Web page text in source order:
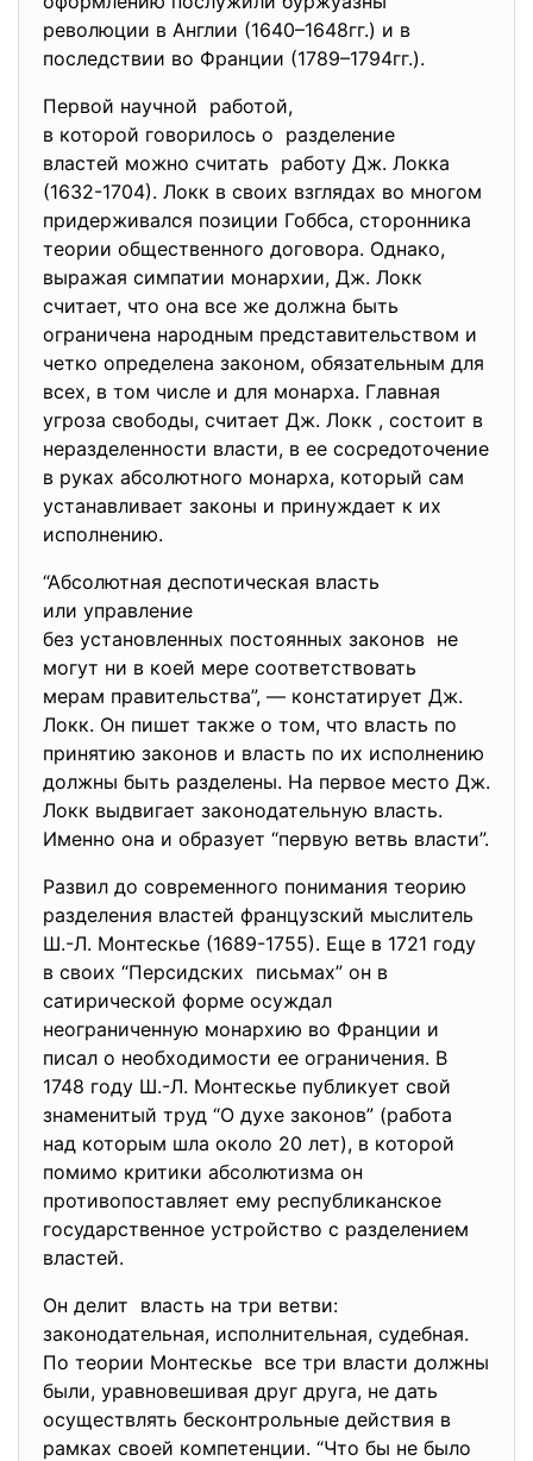
революции в Англии (1640–1648гг.) и в
последствии во Франции (1789–1794гг.).
Первой научной работой,
в которой говорилось о разделение
властей можно считать работу Дж. Локка
(1632-1704). Локк в своих взглядах во многом
придерживался позиции Гоббса, сторонника
теории общественного договора. Однако,
выражая симпатии монархии, Дж. Локк
считает, что она все же должна быть
ограничена народным представительством и
четко определена законом, обязательным для
всех, в том числе и для монарха. Главная
угроза свободы, считает Дж. Локк , состоит в
неразделенности власти, в ее сосредоточение
в руках абсолютного монарха, который сам
устанавливает законы и принуждает к их
исполнению.
“Абсолютная деспотическая власть
или управление
без установленных постоянных законов не
могут ни в коей мере соответствовать
мерам правительства”, — констатирует Дж.
Локк. Он пишет также о том, что власть по
принятию законов и власть по их исполнению
должны быть разделены. На первое место Дж.
Локк выдвигает законодательную власть.
Именно она и образует “первую ветвь власти”.
Развил до современного понимания теорию
разделения властей французский мыслитель
Ш.-Л. Монтескье (1689-1755). Еще в 1721 году
в своих “Персидских письмах” он в
сатирической форме осуждал
неограниченную монархию во Франции и
писал о необходимости ее ограничения. В
1748 году Ш.-Л. Монтескье публикует свой
знаменитый труд “О духе законов” (работа
над которым шла около 20 лет), в которой
помимо критики абсолютизма он
противопоставляет ему республиканское
государственное устройство с разделением
властей.
Он делит власть на три ветви:
законодательная, исполнительная, судебная.
По теории Монтескье все три власти должны
были, уравновешивая друг друга, не дать
осуществлять бесконтрольные действия в
рамках своей компетенции. “Что бы не было